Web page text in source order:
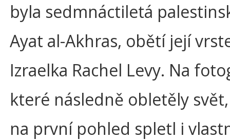
byla sedmnáctiletá
Ayat al-Akhras, obětí její
Izraelka Rachel Levy. Na
které následně obletěly
na první pohled spletl i